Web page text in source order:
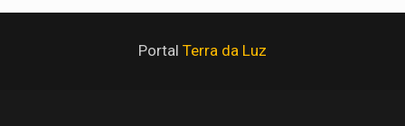
Portal Terra da Luz